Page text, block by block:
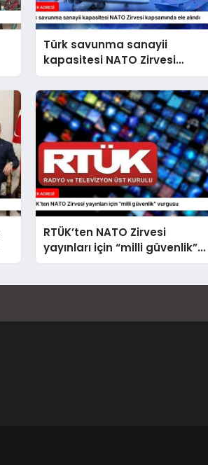
Türk savunma sanayii
kapasitesi NATO Zirvesi
kapsamında ele alındı
RTÜK’ten NATO Zirvesi
yayınları için “milli güvenlik”
vurgusu